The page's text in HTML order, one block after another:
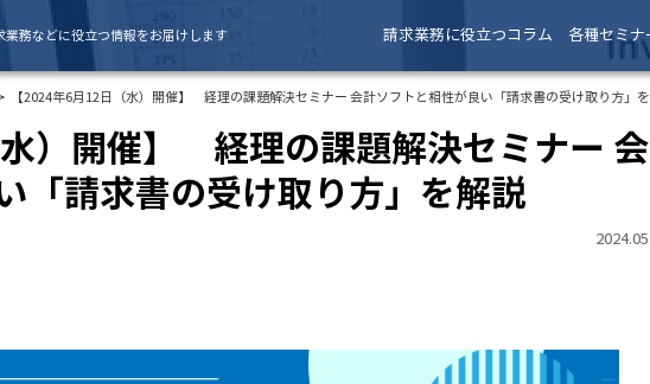
務などに役立つ情報をお届けします 請求業務に役立つコラム 各種セミナ
【2024年6月12日（水）開催】 経理の課題解決セミナー 会計ソフトと相性が良い「請求書の受け取り方」
）開催】 経理の課題解決セミナー 会
「請求書の受け取り方」を解説